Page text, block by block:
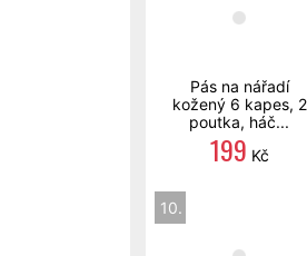
Pás na nářadí
kožený 6 kapes, 2
poutka, háč...
199 Kč
10.